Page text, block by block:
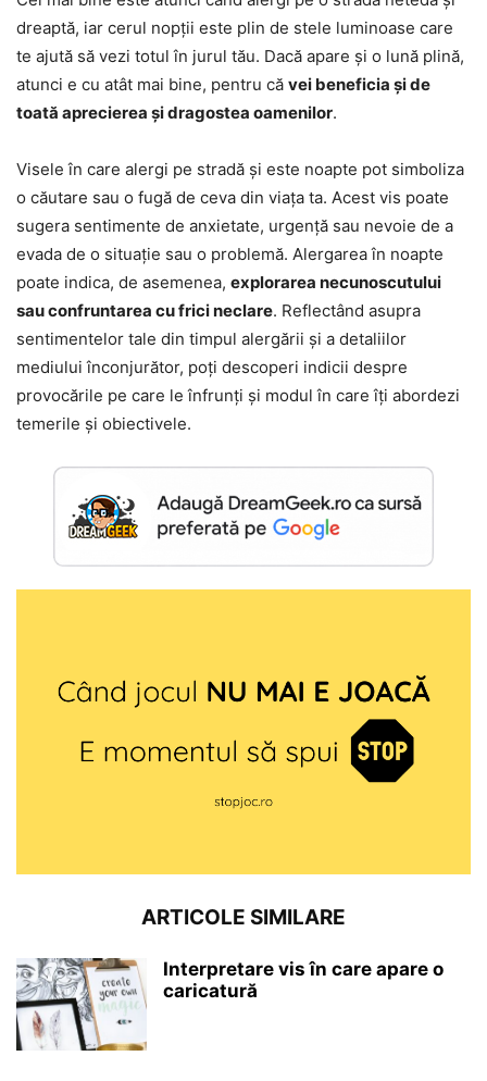
dreaptă, iar cerul nopții este plin de stele luminoase care
te ajută să vezi totul în jurul tău. Dacă apare și o lună plină,
atunci e cu atât mai bine, pentru că vei beneficia și de
toată aprecierea și dragostea oamenilor.
Visele în care alergi pe stradă și este noapte pot simboliza
o căutare sau o fugă de ceva din viața ta. Acest vis poate
sugera sentimente de anxietate, urgență sau nevoie de a
evada de o situație sau o problemă. Alergarea în noapte
poate indica, de asemenea, explorarea necunoscutului
sau confruntarea cu frici neclare. Reflectând asupra
sentimentelor tale din timpul alergării și a detaliilor
mediului înconjurător, poți descoperi indicii despre
provocările pe care le înfrunți și modul în care îți abordezi
temerile și obiectivele.
ARTICOLE SIMILARE
Interpretare vis în care apare o
caricatură